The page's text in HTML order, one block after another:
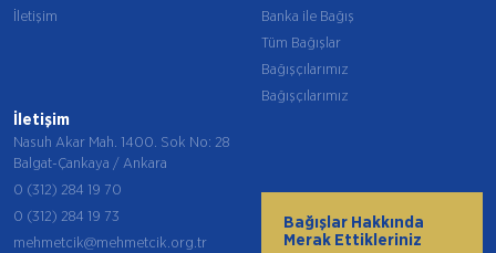
İletişim
Banka ile Bağış
Tüm Bağışlar
Bağışçılarımız
Bağışçılarımız
İletişim
Nasuh Akar Mah. 1400. Sok No: 28
Balgat-Çankaya / Ankara
0 (312) 284 19 70
0 (312) 284 19 73
mehmetcik@mehmetcik.org.tr
Bağışlar Hakkında
Merak Ettikleriniz